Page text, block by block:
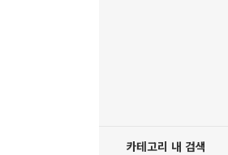
카테고리 내 검색